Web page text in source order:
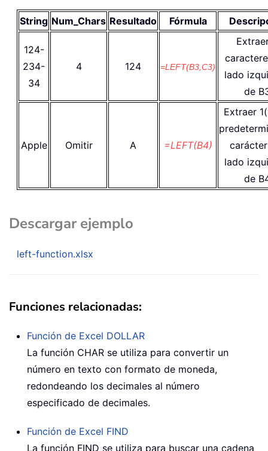
String Num_Chars Resultado Fórmula
124-
234-
34
4 124 =LEFT(B3,C3)
lado
de
Apple Omitir A =LEFT(B4)
Extraer
lado
de
Descargar ejemplo
left-function.xlsx
Funciones relacionadas:
Función de Excel DOLLAR
La función CHAR se utiliza para convertir un
número en texto con formato de moneda,
redondeando los decimales al número
especificado de decimales.
Función de Excel FIND
La función FIND se utiliza para buscar una cadena